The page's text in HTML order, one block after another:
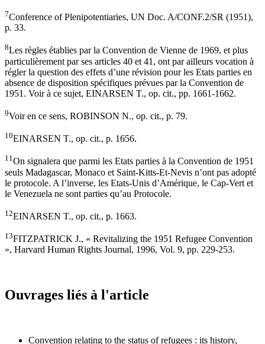
7Conference of Plenipotentiaries, UN Doc. A/CONF.2/SR (1951),
p. 33.
8Les règles établies par la Convention de Vienne de 1969, et plus
particulièrement par ses articles 40 et 41, ont par ailleurs vocation à
régler la question des effets d’une révision pour les Etats parties en
absence de disposition spécifiques prévues par la Convention de
1951. Voir à ce sujet, EINARSEN T., op. cit., pp. 1661-1662.
9Voir en ce sens, ROBINSON N., op. cit., p. 79.
10EINARSEN T., op. cit., p. 1656.
11On signalera que parmi les Etats parties à la Convention de 1951
seuls Madagascar, Monaco et Saint-Kitts-Et-Nevis n’ont pas adopté
le protocole. A l’inverse, les Etats-Unis d’Amérique, le Cap-Vert et
le Venezuela ne sont parties qu’au Protocole.
12EINARSEN T., op. cit., p. 1663.
13FITZPATRICK J., « Revitalizing the 1951 Refugee Convention
», Harvard Human Rights Journal, 1996, Vol. 9, pp. 229-253.
Ouvrages liés à l'article
Convention relating to the status of refugees : its history,